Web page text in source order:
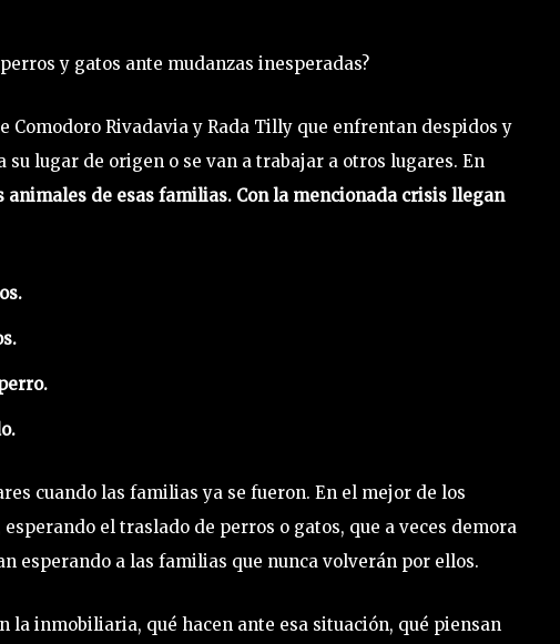
y gatos ante mudanzas inesperadas?
Rivadavia y Rada Tilly que enfrentan despidos y
lugar de origen o se van a trabajar a otros lugares. En
animales de esas familias. Con la mencionada crisis llegan
cuando las familias ya se fueron. En el mejor de los
el traslado de perros o gatos, que a veces demora
esperando a las familias que nunca volverán por ellos.
la inmobiliaria, qué hacen ante esa situación, qué piensan